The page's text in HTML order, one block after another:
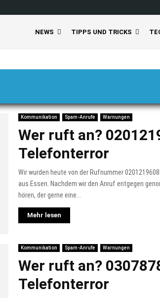
NEWS TIPPS UND TRICKS
Kommunikation Spam-Anrufe Warnungen
Wer ruft an?
Telefonterror
Wir wurden heute von der Rufnummer
aus Essen. Nachdem wir den Anruf entgegen
hören, der gerne eine...
Mehr lesen
Kommunikation Spam-Anrufe Warnungen
Wer ruft an?
Telefonterror